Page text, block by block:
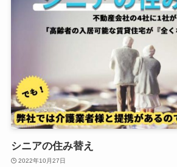
シニアの住み替え
2022年10月27日